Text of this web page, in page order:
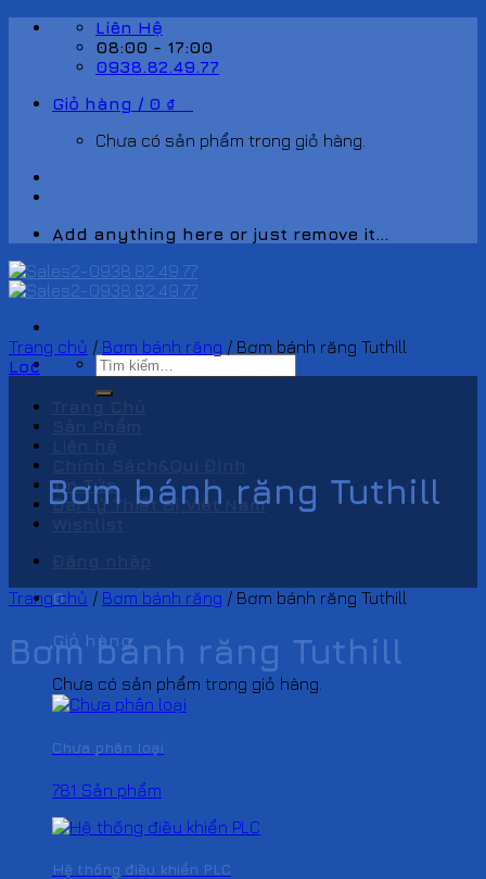
Skip
Liên Hệ
08:00 - 17:00
0938.82.49.77
Giỏ hàng / 0 ₫
Chưa có sản phẩm trong giỏ hàng.
Add anything here or just remove it...
Tìm
kiếm:
Tin Tức
Đại Lý Thiết Bị Việt Nam
0
Giỏ hàng
Chưa có sản phẩm trong giỏ hàng.
Trang chủ / Bơm bánh răng / Bơm bánh răng Tuthill
Lọc
Bơm bánh răng Tuthill
Trang chủ / Bơm bánh răng / Bơm bánh răng Tuthill
Bơm bánh răng Tuthill
Chưa phân loại
781 Sản phẩm
Hệ thống điều khiển PLC